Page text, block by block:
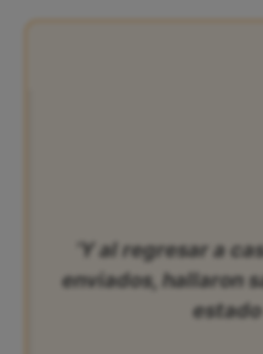
‘Y al regresar a
enviados, hallaron
estado